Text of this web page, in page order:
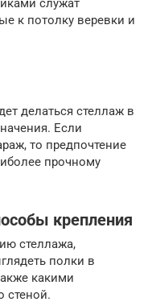
служат
к потолку веревки и
делаться стеллаж в
Если
то предпочтение
прочному
крепления
стеллажа,
полки в
какими
стеной.